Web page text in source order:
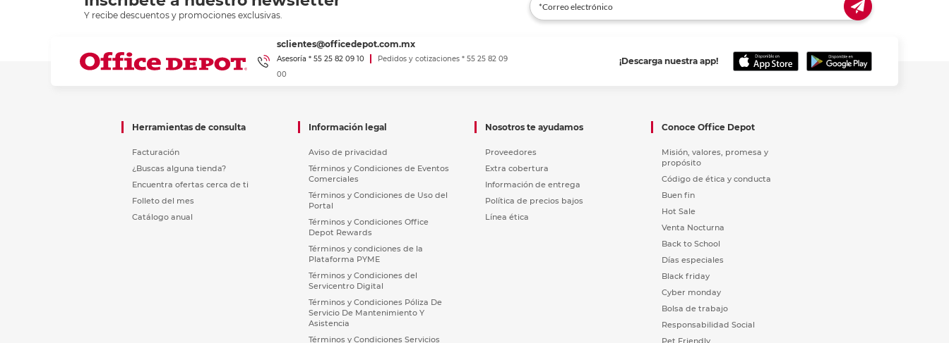
Y recibe descuentos y promociones exclusivas.
¡Descarga nuestra app!
sclientes@officedepot.com.mx
Asesoría * 55 25 82 09 10
Pedidos y cotizaciones * 55 25 82 09
00
Herramientas de consulta
Facturación
¿Buscas alguna tienda?
Encuentra ofertas cerca de ti
Folleto del mes
Catálogo anual
Información legal
Aviso de privacidad
Términos y Condiciones de Eventos
Comerciales
Términos y Condiciones de Uso del
Portal
Términos y Condiciones Office
Depot Rewards
Términos y condiciones de la
Plataforma PYME
Términos y Condiciones del
Servicentro Digital
Términos y Condiciones Póliza De
Servicio De Mantenimiento Y
Asistencia
Términos y Condiciones Servicios
Nosotros te ayudamos
Proveedores
Extra cobertura
Información de entrega
Política de precios bajos
Línea ética
Conoce Office Depot
Misión, valores, promesa y
propósito
Código de ética y conducta
Buen fin
Hot Sale
Venta Nocturna
Back to School
Días especiales
Black friday
Cyber monday
Bolsa de trabajo
Responsabilidad Social
Pet Friendly